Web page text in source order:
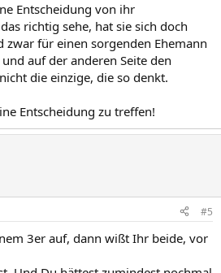
Entscheidung von ihr
richtig sehe, hat sie sich doch
zwar für einen sorgenden Ehemann
auf der anderen Seite den
die einzige, die so denkt.
Entscheidung zu treffen!
#5
3er auf, dann wißt Ihr beide, vor